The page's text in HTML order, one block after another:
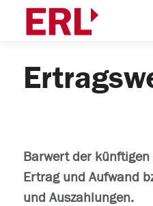
Barwert der künftigen
Ertrag und Aufwand
und Auszahlungen.